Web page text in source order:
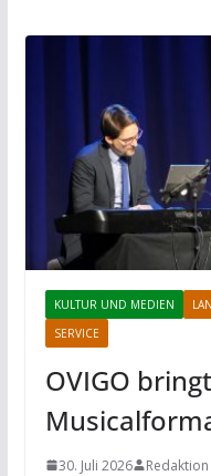
KULTUR UND MEDIEN
SERVICE
OVIGO
30. Juli 2026